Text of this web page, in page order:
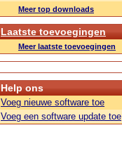
Meer top downloads
Laatste toevoegingen
Meer laatste toevoegingen
Help ons
Voeg nieuwe software toe
Voeg een software update toe